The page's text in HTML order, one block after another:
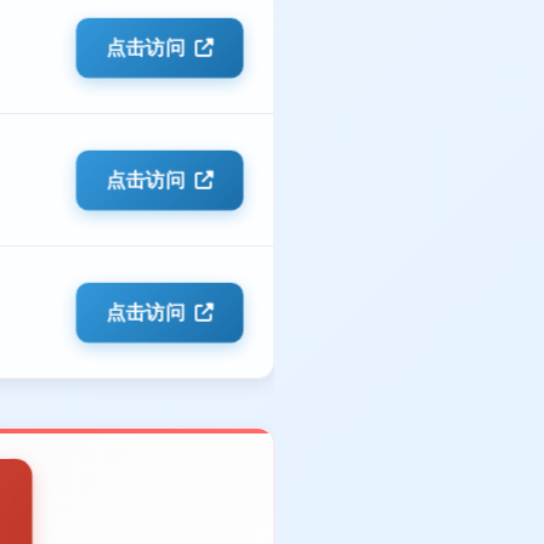
点击访问
点击访问
点击访问